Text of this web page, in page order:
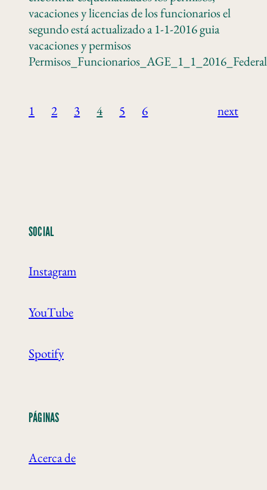
vacaciones y licencias de los funcionarios el
segundo está actualizado a 1-1-2016 guia
vacaciones y permisos
Permisos_Funcionarios_AGE_1_1_2016_Federal
1 2 3 4 5 6 next
SOCIAL
Instagram
YouTube
Spotify
PÁGINAS
Acerca de